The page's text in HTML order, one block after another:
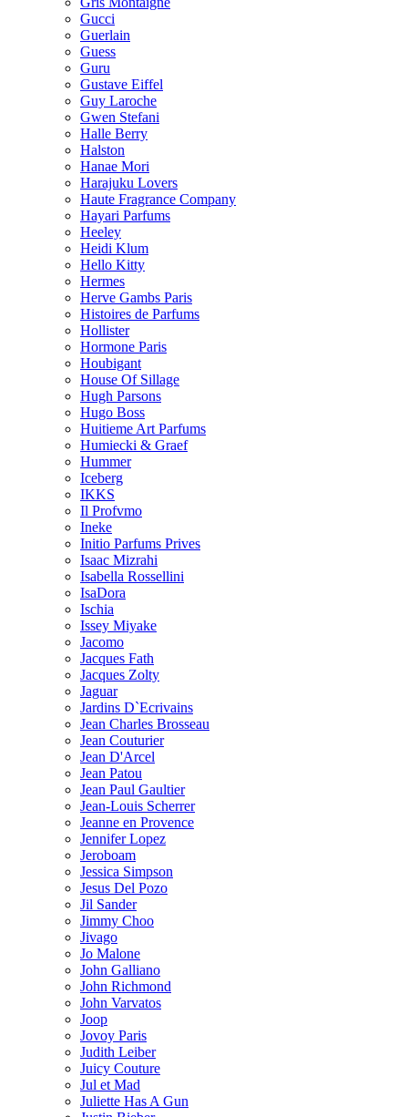
Gucci
Guerlain
Guess
Guru
Gustave Eiffel
Guy Laroche
Gwen Stefani
Halle Berry
Halston
Hanae Mori
Harajuku Lovers
Haute Fragrance Company
Hayari Parfums
Heeley
Heidi Klum
Hello Kitty
Hermes
Herve Gambs Paris
Histoires de Parfums
Hollister
Hormone Paris
Houbigant
House Of Sillage
Hugh Parsons
Hugo Boss
Huitieme Art Parfums
Humiecki & Graef
Hummer
Iceberg
IKKS
Il Profvmo
Ineke
Initio Parfums Prives
Isaac Mizrahi
Isabella Rossellini
IsaDora
Ischia
Issey Miyake
Jacomo
Jacques Fath
Jacques Zolty
Jaguar
Jardins D`Ecrivains
Jean Charles Brosseau
Jean Couturier
Jean D'Arcel
Jean Patou
Jean Paul Gaultier
Jean-Louis Scherrer
Jeanne en Provence
Jennifer Lopez
Jeroboam
Jessica Simpson
Jesus Del Pozo
Jil Sander
Jimmy Choo
Jivago
Jo Malone
John Galliano
John Richmond
John Varvatos
Joop
Jovoy Paris
Judith Leiber
Juicy Couture
Jul et Mad
Juliette Has A Gun